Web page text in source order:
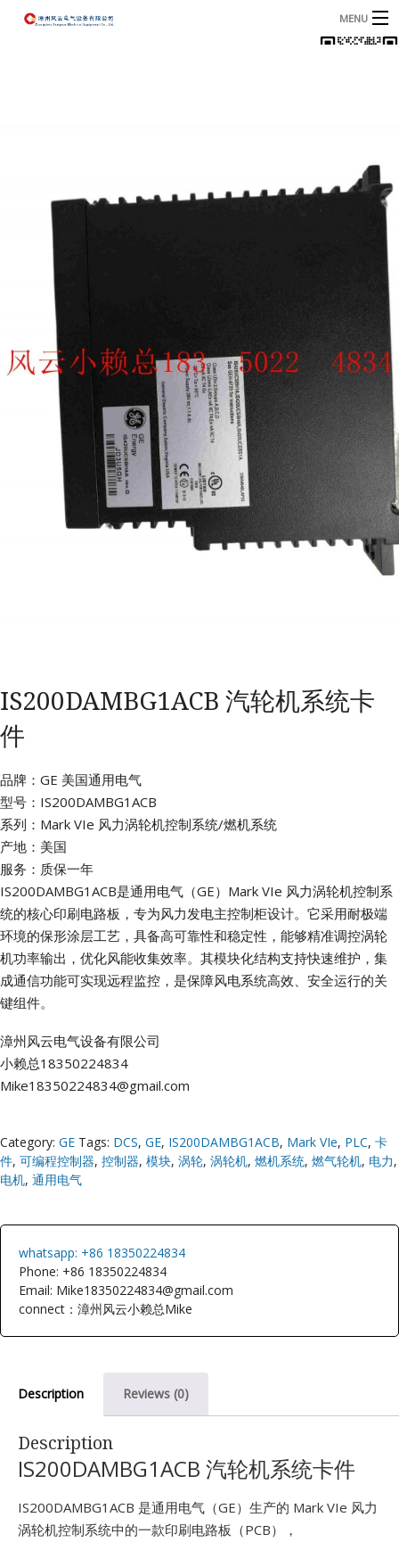
MENU
联系我们
IS200DAMBG1ACB 汽轮机系统卡
件
品牌：GE 美国通用电气
型号：IS200DAMBG1ACB
系列：Mark VIe 风力涡轮机控制系统/燃机系统
产地：美国
服务：质保一年
IS200DAMBG1ACB是通用电气（GE）Mark VIe 风力涡轮机控制系
统的核心印刷电路板，专为风力发电主控制柜设计。它采用耐极端
环境的保形涂层工艺，具备高可靠性和稳定性，能够精准调控涡轮
机功率输出，优化风能收集效率。其模块化结构支持快速维护，集
成通信功能可实现远程监控，是保障风电系统高效、安全运行的关
键组件。
漳州风云电气设备有限公司
小赖总18350224834
Mike18350224834@gmail.com
Category: GE Tags: DCS, GE, IS200DAMBG1ACB, Mark VIe, PLC, 卡
件, 可编程控制器, 控制器, 模块, 涡轮, 涡轮机, 燃机系统, 燃气轮机, 电力,
电机, 通用电气
whatsapp: +86 18350224834
Phone: +86 18350224834
Email: Mike18350224834@gmail.com
connect：漳州风云小赖总Mike
Description Reviews (0)
Description
IS200DAMBG1ACB 汽轮机系统卡件
IS200DAMBG1ACB 是通用电气（GE）生产的 Mark VIe 风力
涡轮机控制系统中的一款印刷电路板（PCB），